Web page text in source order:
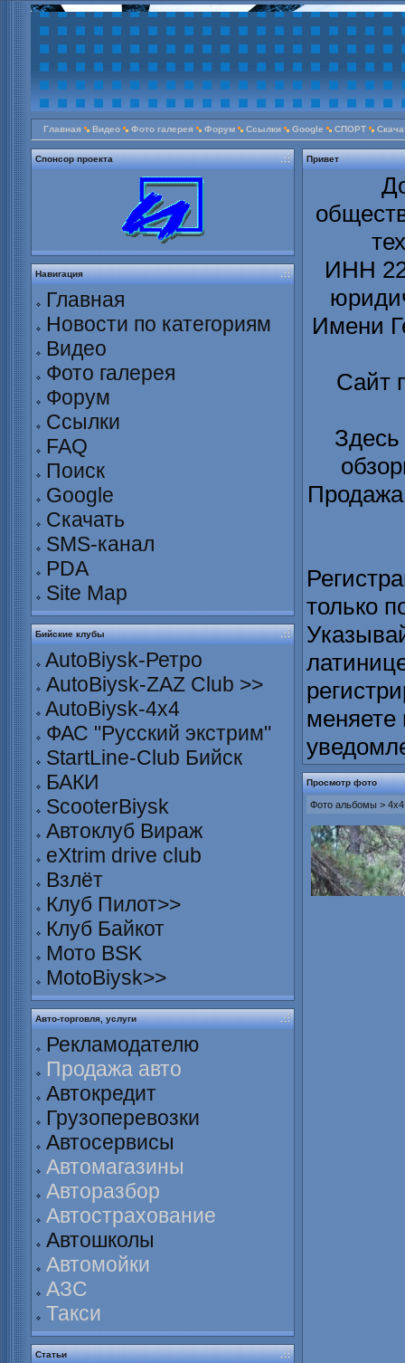
Главная Видео Фото галерея Форум Ссылки Google СПОРТ
Спонсор проекта
Навигация
Главная
Новости по категориям
Видео
Фото галерея
Форум
Ссылки
FAQ
Поиск
Google
Скачать
SMS-канал
PDA
Site Map
Бийские клубы
AutoBiysk-Ретро
AutoBiysk-ZAZ Club >>
AutoBiysk-4x4
ФАС "Русский экстрим"
StartLine-Club Бийск
БАКИ
ScooterBiysk
Автоклуб Вираж
eXtrim drive club
Взлёт
Клуб Пилот>>
Клуб Байкот
Мото BSK
MotoBiysk>>
Авто-торговля, услуги
Рекламодателю
Продажа авто
Автокредит
Грузоперевозки
Автосервисы
Автомагазины
Авторазбор
Автострахование
Автошколы
Автомойки
АЗС
Такси
Статьи
Привет
ИНН
Имени
Сайт
Здесь
только
меняете
Просмотр фото
Фото альбомы >